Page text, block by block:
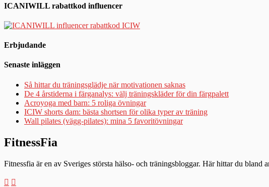
ICANIWILL rabattkod influencer
Erbjudande
Senaste inläggen
Så hittar du träningsglädje när motivationen saknas
De 4 årstiderna i färganalys: välj träningskläder för din färgpalett
Acroyoga med barn: 5 roliga övningar
ICIW shorts dam: bästa shortsen för olika typer av träning
Wall pilates (vägg-pilates): mina 5 favoritövningar
FitnessFia
Fitnessfia är en av Sveriges största hälso- och träningsbloggar. Här hittar du